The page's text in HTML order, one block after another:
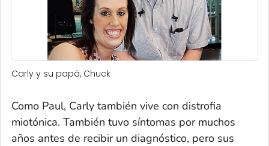
Carly y su papá, Chuck
Como Paul, Carly también vive con distrofia
miotónica. También tuvo síntomas por muchos
años antes de recibir un diagnóstico, pero sus